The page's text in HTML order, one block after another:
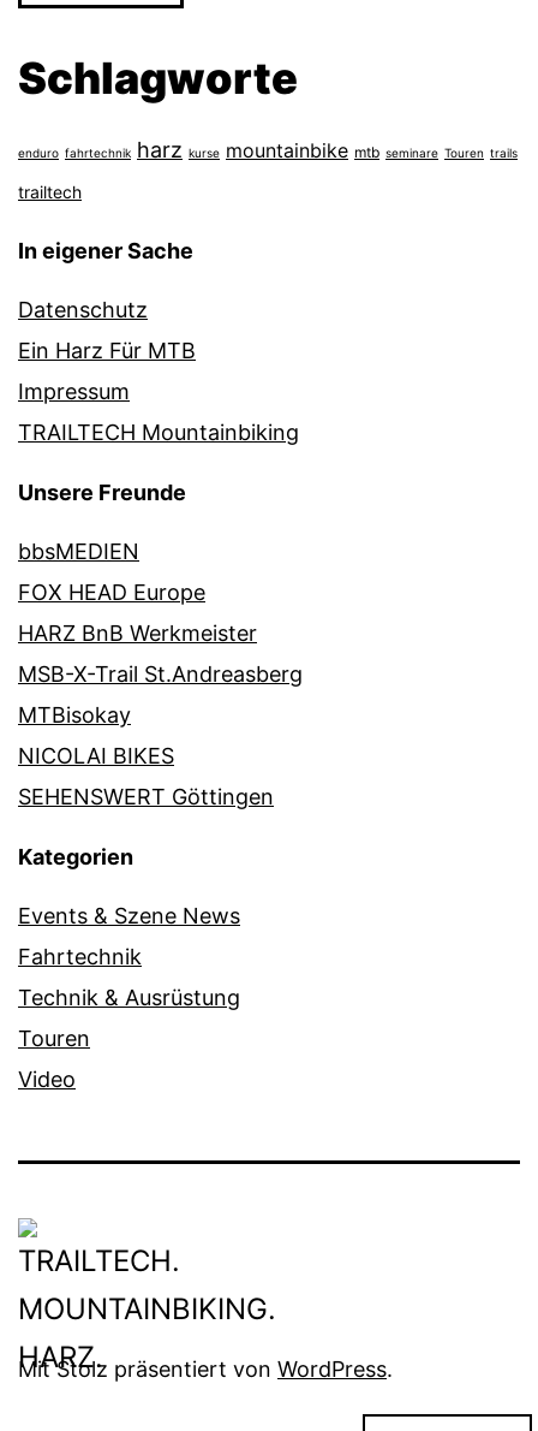
Schlagworte
enduro fahrtechnik harz kurse mountainbike mtb seminare Touren trails
trailtech
In eigener Sache
Datenschutz
Ein Harz Für MTB
Impressum
TRAILTECH Mountainbiking
Unsere Freunde
bbsMEDIEN
FOX HEAD Europe
HARZ BnB Werkmeister
MSB-X-Trail St.Andreasberg
MTBisokay
NICOLAI BIKES
SEHENSWERT Göttingen
Kategorien
Events & Szene News
Fahrtechnik
Technik & Ausrüstung
Touren
Video
Mit Stolz präsentiert von WordPress.